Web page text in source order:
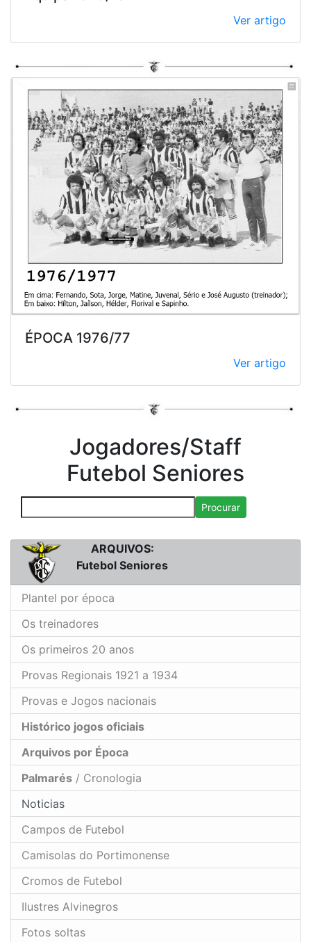
Ver artigo
ÉPOCA 1976/77
Ver artigo
Jogadores/Staff
Futebol Seniores
Procurar
ARQUIVOS:
Futebol Seniores
Plantel por época
Os treinadores
Os primeiros 20 anos
Provas Regionais 1921 a 1934
Provas e Jogos nacionais
Histórico jogos oficiais
Arquivos por Época
Palmarés / Cronologia
Noticias
Campos de Futebol
Camisolas do Portimonense
Cromos de Futebol
Ilustres Alvinegros
Fotos soltas